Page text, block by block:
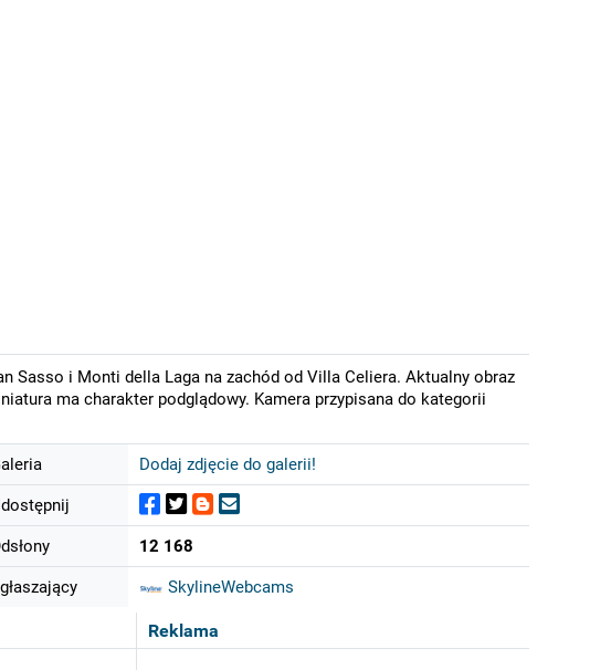
Sasso i Monti della Laga na zachód od Villa Celiera. Aktualny obraz
ma charakter podglądowy. Kamera przypisana do kategorii
Dodaj zdjęcie do galerii!
12 168
SkylineWebcams
Reklama